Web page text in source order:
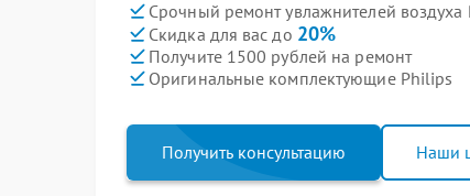
Срочный ремонт увлажнителей воздуха
Скидка для вас до 20%
Получите 1500 рублей на ремонт
Оригинальные комплектующие Philips
Получить консультацию Наши